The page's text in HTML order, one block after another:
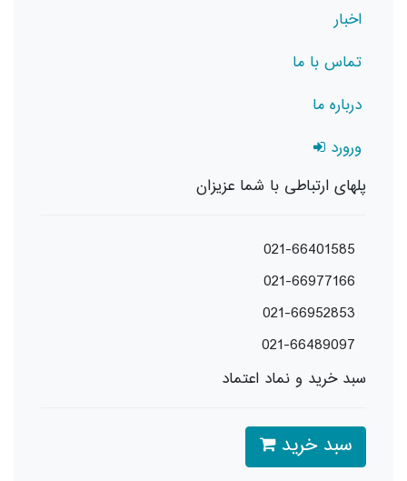
اخبار
تماس با ما
درباره ما
ورورد
پلهای ارتباطی با شما عزیزان
021-66401585
021-66977166
021-66952853
021-66489097
سبد خرید و نماد اعتماد
سبد خرید